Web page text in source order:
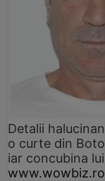
Detalii
o curte din
iar concubina
www.wowbiz.ro